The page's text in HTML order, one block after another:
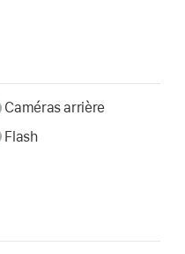
Caméras arrière
Flash